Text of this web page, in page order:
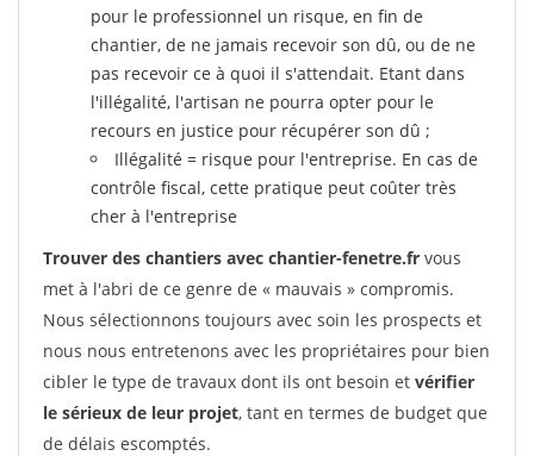
pour le professionnel un risque, en fin de
chantier, de ne jamais recevoir son dû, ou de ne
pas recevoir ce à quoi il s'attendait. Etant dans
l'illégalité, l'artisan ne pourra opter pour le
recours en justice pour récupérer son dû ;
Illégalité = risque pour l'entreprise. En cas de
contrôle fiscal, cette pratique peut coûter très
cher à l'entreprise
Trouver des chantiers avec chantier-fenetre.fr vous
met à l'abri de ce genre de « mauvais » compromis.
Nous sélectionnons toujours avec soin les prospects et
nous nous entretenons avec les propriétaires pour bien
cibler le type de travaux dont ils ont besoin et vérifier
le sérieux de leur projet, tant en termes de budget que
de délais escomptés.